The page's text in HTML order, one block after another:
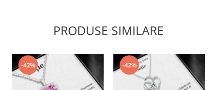
PRODUSE SIMILARE
-42% -42%